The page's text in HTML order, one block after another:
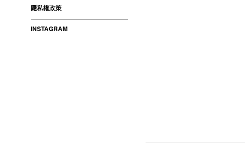
隱私權政策
INSTAGRAM